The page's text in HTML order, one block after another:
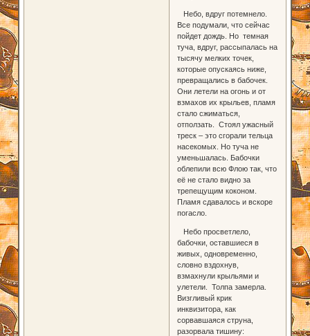
Небо, вдруг потемнело.
Все подумали, что сейчас
пойдет дождь. Но темная
туча, вдруг, рассыпалась на
тысячу мелких точек,
которые опускаясь ниже,
превращались в бабочек.
Они летели на огонь и от
взмахов их крыльев, пламя
стало сжиматься,
отползать. Стоял ужасный
треск – это сгорали тельца
насекомых. Но туча не
уменьшалась. Бабочки
облепили всю Флою так, что
её не стало видно за
трепещущим коконом.
Пламя сдавалось и вскоре
погасло.
Небо просветлело,
бабочки, оставшиеся в
живых, одновременно,
словно вздохнув,
взмахнули крыльями и
улетели. Толпа замерла.
Визгливый крик
инквизитора, как
сорвавшаяся струна,
разорвала тишину: